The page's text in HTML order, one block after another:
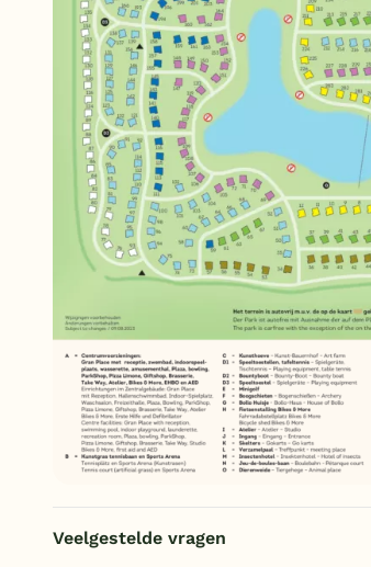
Veelgestelde vragen